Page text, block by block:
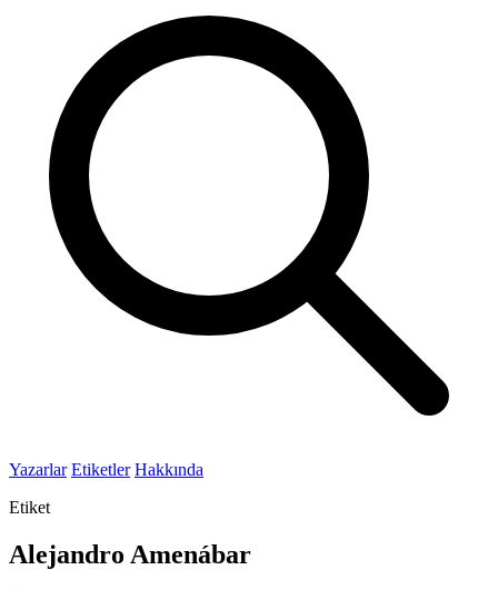
Yazarlar Etiketler Hakkında
Etiket
Alejandro Amenábar